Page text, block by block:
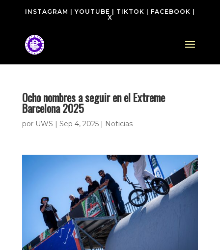
INSTAGRAM YOUTUBE TIKTOK FACEBOOK
X
Ocho nombres a seguir en el Extreme
Barcelona 2025
por UWS | Sep 4, 2025| Noticias